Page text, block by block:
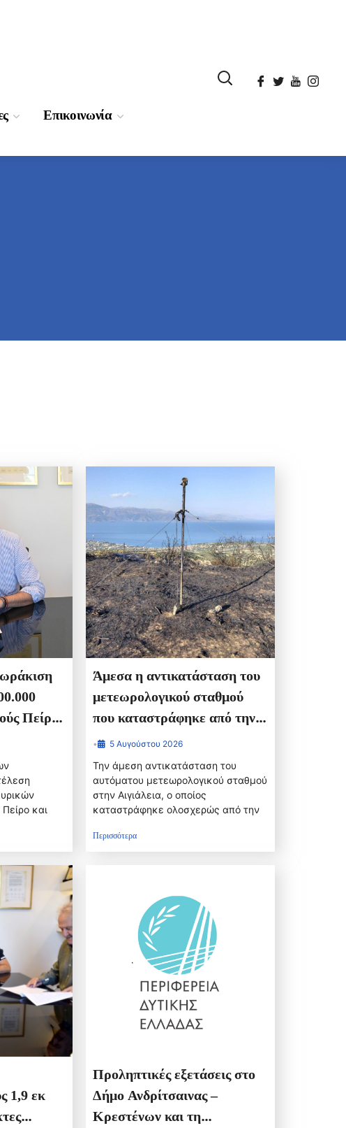
Επικοινωνία
Πείρο
Π.Ε.
και
Άμεσα η αντικατάσταση του
μετεωρολογικού σταθμού
που καταστράφηκε από την
πυρκαγιά στην Αιγιάλεια –
Φωκίων Ζαΐμης:
«Συνεχίζεται αδιάλειπτα η
λειτουργία του δικτύου»
• 5 Αυγούστου 2026
Την άμεση αντικατάσταση του
αυτόματου μετεωρολογικού σταθμού
στην Αιγιάλεια, ο οποίος
καταστράφηκε ολοσχερώς από την
Περισσότερα
1,9 εκ
Προληπτικές εξετάσεις στο
Δήμο Ανδρίτσαινας –
Κρεστένων και τη